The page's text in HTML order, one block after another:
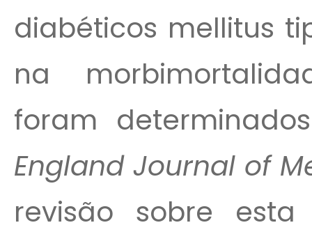
diabéticos mellitus
na
foram
England Journal of
revisão sobre